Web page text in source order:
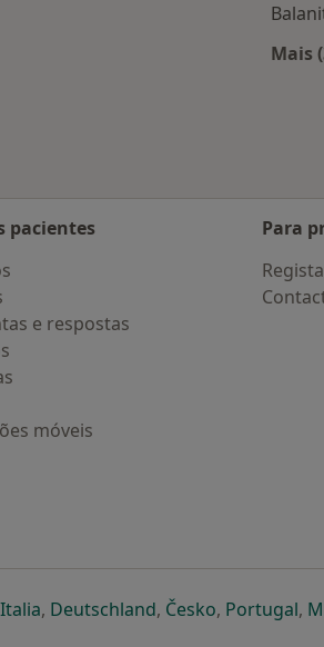
Mais
pacientes
e respostas
móveis
Para
novo separador
num novo separador
Italiaabre num novo separador
, Deutschlandabre num novo
, Českoabre num
, Portugal,